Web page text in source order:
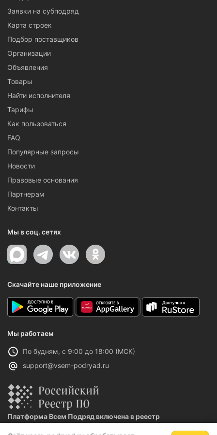
Заявки на субподряд
Карта строек
Подбор поставщиков
Организации
Объявления
Товары
Найти исполнителя
Тарифы
Как пользоваться
FAQ
Популярные запросы
Новости
Правовые основания
Партнерам
Контакты
Мы в соц. сетях
Скачайте наше приложение
Мы работаем
По будням, с 9:00 до 18:00 (МСК)
support@vsem-podryad.ru
Платформа Всем Подряд включена в реестр